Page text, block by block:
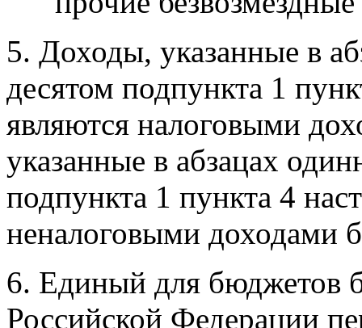
5. Доходы, указанные в
десятом подпункта 1
являются налоговыми
указанные в абзацах
подпункта 1 пункта 4
неналоговыми доходами
6. Единый для бюджетов
Российской Федерации